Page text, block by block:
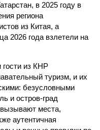
в 2025 году в
региона
из Китая, а
2026 года взлетели на
из КНР
туризм, и их
безусловными
и остров-град
места,
аутентичная